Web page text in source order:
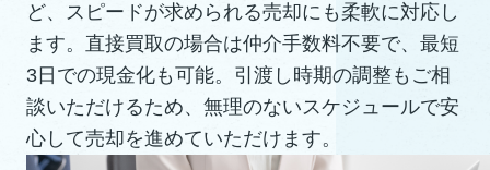
ど、スピードが求められる売却にも柔軟に対応し
ます。直接買取の場合は仲介手数料不要で、最短
3日での現金化も可能。引渡し時期の調整もご相
談いただけるため、無理のないスケジュールで安
心して売却を進めていただけます。